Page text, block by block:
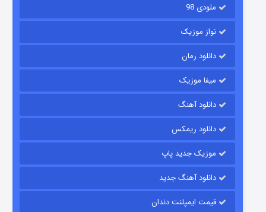
باب اسفنجی فصل ۱۷
قسمت
ملودی 98
نواز موزیک
دانلود رمان
میفا موزیک
دانلود آهنگ
دانلود ریمکس
موزیک جدید پاپ
دانلود آهنگ جدید
قیمت ایمپلنت دندان